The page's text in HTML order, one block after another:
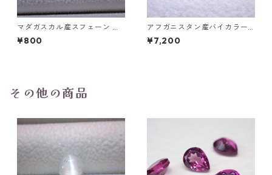
マダガスカル産スフェーン ラ
ウンドカットルース 0.45ct前
後 4.5mm
¥800
アフガニスタン産バイカラー
トルマリン ファセットカット
ルース 0.9ct 6.4mm*4.1mm*
¥7,200
その他の商品